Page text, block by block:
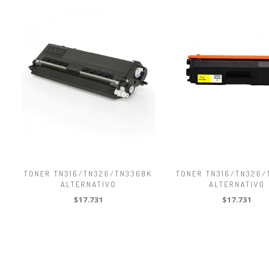
TONER TN316/TN326/TN336BK
ALTERNATIVO
$17.731
TONER TN316/TN326/
ALTERNATIVO
$17.731